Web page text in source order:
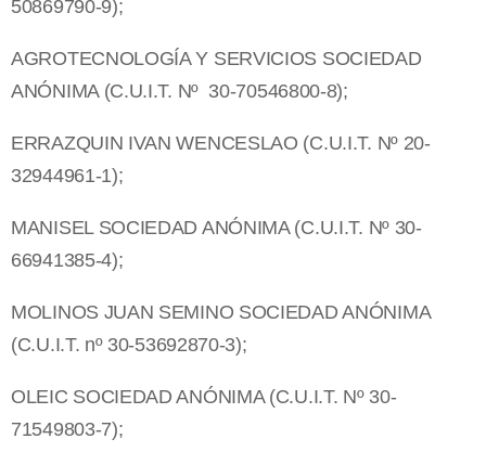
50869790-9);
AGROTECNOLOGÍA Y SERVICIOS SOCIEDAD
ANÓNIMA (C.U.I.T. Nº 30-70546800-8);
ERRAZQUIN IVAN WENCESLAO (C.U.I.T. Nº 20-
32944961-1);
MANISEL SOCIEDAD ANÓNIMA (C.U.I.T. Nº 30-
66941385-4);
MOLINOS JUAN SEMINO SOCIEDAD ANÓNIMA
(C.U.I.T. nº 30-53692870-3);
OLEIC SOCIEDAD ANÓNIMA (C.U.I.T. Nº 30-
71549803-7);